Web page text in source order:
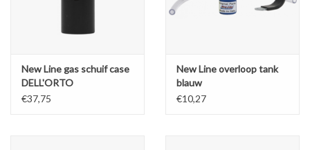
New Line gas schuif case
DELL'ORTO
€37,75
New Line overloop tank
blauw
€10,27